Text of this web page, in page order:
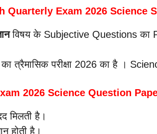
Quarterly Exam 2026 Science
विषय के Subjective Questions का
त्रैमासिक परीक्षा 2026 का है ।
2026 Science Question Paper
मिलती है।
होती है।